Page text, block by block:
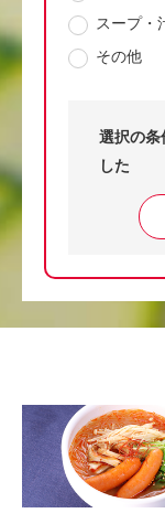
スープ・
その他
選択の条
した